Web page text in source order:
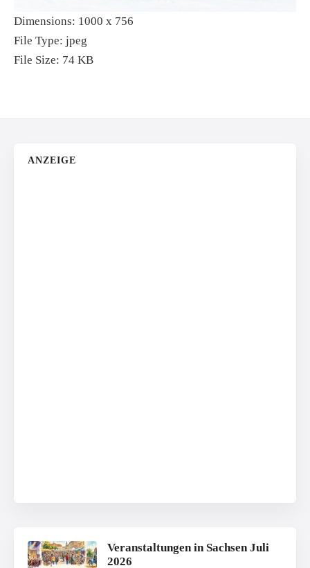
Dimensions: 1000 x 756
File Type: jpeg
File Size: 74 KB
ANZEIGE
Veranstaltungen in Sachsen Juli
2026